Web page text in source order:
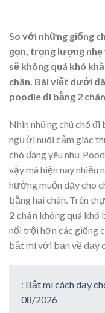
So với những giống
gọn, trọng lượng nhẹ
sẽ không quá khó
chân. Bài viết dưới
poodle đi bằng 2 chân.
Nhìn những chú chó đi
người nuôi cảm giác
chó đáng yêu như
vậy mà hiện nay nhiều
hướng muốn dạy cho
bằng hai chân. Trên
2 chân không quá khó
nổi trội hơn các giống
bật mí với bạn về dạy
: Bật mí cách dạy
08/2026